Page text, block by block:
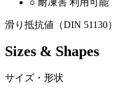
滑り抵抗値（DIN 51130
Sizes & Shapes
サイズ・形状